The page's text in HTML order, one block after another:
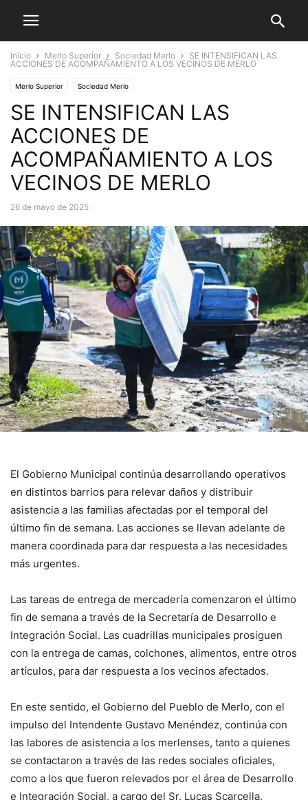
Inicio Merlo Superior Sociedad Merlo
SE INTENSIFICAN LAS
ACCIONES DE ACOMPAÑAMIENTO A LOS VECINOS DE MERLO
Merlo Superior Sociedad Merlo
SE INTENSIFICAN LAS
ACCIONES DE
ACOMPAÑAMIENTO A LOS
VECINOS DE MERLO
26 de mayo de 2025
El Gobierno Municipal continúa desarrollando operativos
en distintos barrios para relevar daños y distribuir
asistencia a las familias afectadas por el temporal del
último fin de semana. Las acciones se llevan adelante de
manera coordinada para dar respuesta a las necesidades
más urgentes.
Las tareas de entrega de mercadería comenzaron el último
fin de semana a través de la Secretaría de Desarrollo e
Integración Social. Las cuadrillas municipales prosiguen
con la entrega de camas, colchones, alimentos, entre otros
artículos, para dar respuesta a los vecinos afectados.
En este sentido, el Gobierno del Pueblo de Merlo, con el
impulso del Intendente Gustavo Menéndez, continúa con
las labores de asistencia a los merlenses, tanto a quienes
se contactaron a través de las redes sociales oficiales,
como a los que fueron relevados por el área de Desarrollo
e Integración Social, a cargo del Sr. Lucas Scarcella.